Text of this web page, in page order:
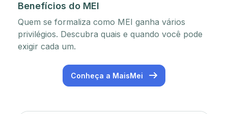
Benefícios do MEI
Quem se formaliza como MEI ganha vários
privilégios. Descubra quais e quando você pode
exigir cada um.
Conheça a MaisMei